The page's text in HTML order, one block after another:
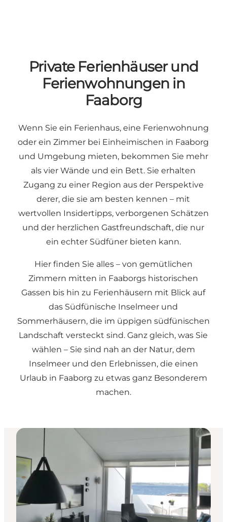
Private Ferienhäuser und
Ferienwohnungen in
Faaborg
Wenn Sie ein Ferienhaus, eine Ferienwohnung
oder ein Zimmer bei Einheimischen in Faaborg
und Umgebung mieten, bekommen Sie mehr
als vier Wände und ein Bett. Sie erhalten
Zugang zu einer Region aus der Perspektive
derer, die sie am besten kennen – mit
wertvollen Insidertipps, verborgenen Schätzen
und der herzlichen Gastfreundschaft, die nur
ein echter Südfüner bieten kann.
Hier finden Sie alles – von gemütlichen
Zimmern mitten in Faaborgs historischen
Gassen bis hin zu Ferienhäusern mit Blick auf
das Südfünische Inselmeer und
Sommerhäusern, die im üppigen südfünischen
Landschaft versteckt sind. Ganz gleich, was Sie
wählen – Sie sind nah an der Natur, dem
Inselmeer und den Erlebnissen, die einen
Urlaub in Faaborg zu etwas ganz Besonderem
machen.